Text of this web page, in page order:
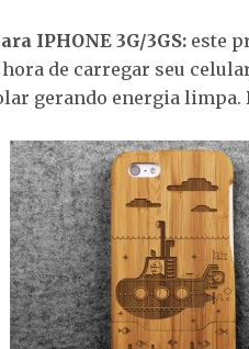
IPHONE 3G/3GS: este
de carregar seu
gerando energia limpa.